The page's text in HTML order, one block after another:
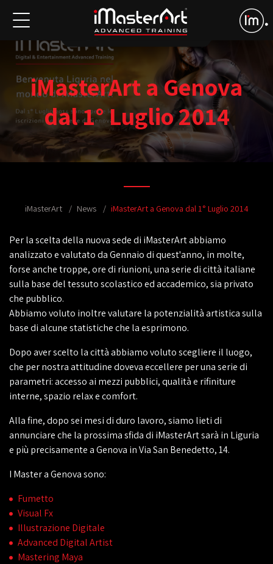
iMasterArt a Genova
dal 1° Luglio 2014
iMasterArt News iMasterArt a Genova dal 1° Luglio 2014
Per la scelta della nuova sede di iMasterArt abbiamo
analizzato e valutato da Gennaio di quest'anno, in molte,
forse anche troppe, ore di riunioni, una serie di città italiane
sulla base del tessuto scolastico ed accademico, sia privato
che pubblico.
Abbiamo voluto inoltre valutare la potenzialità artistica sulla
base di alcune statistiche che la esprimono.
Dopo aver scelto la città abbiamo voluto scegliere il luogo,
che per nostra attitudine doveva eccellere per una serie di
parametri: accesso ai mezzi pubblici, qualità e rifiniture
interne, spazio relax e comfort.
Alla fine, dopo sei mesi di duro lavoro, siamo lieti di
annunciare che la prossima sfida di iMasterArt sarà in Liguria
e più precisamente a Genova in Via San Benedetto, 14.
I Master a Genova sono:
Fumetto
Visual Fx
Illustrazione Digitale
Advanced Digital Artist
Mastering Maya